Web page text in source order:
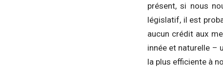
présent, si nous
législatif, il est
aucun crédit aux
innée et naturelle –
la plus efficiente à